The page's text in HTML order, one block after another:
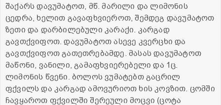
შაქარს დავუმატოთ, მწ. მარილი და ლიმონის
ცედრა, ხელით გავაფხვიეროთ, შემდეგ დავუმატოთ
ზეთი და დარბილებული კარაქი. კარგად
გავთქვიფოთ. დავუმატოთ ასევე კვერცხი და
გავთქვიფოთ გათეთრებამდე. მასას დავუმატოთ
მაწონი, ვანილი, გამაფხვიერებელი და 1ც.
ლიმონის წვენი. ბოლოს ვუმატებთ გაცრილ
ფქვილს და კარგად ამოვურიოთ ხის კოვზით. ცომში
ჩავყაროთ ფქვილში შერეული მოცვი (ცოტა